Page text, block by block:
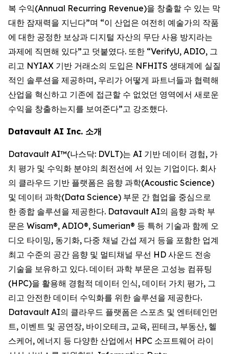
복 수익(Annual Recurring Revenue)을 창출할 수 있는 막
대한 잠재력을 지닌다”며 “이 산업은 여전히 예술가의 작품
에 대한 공정한 보상과 디지털 자산의 무단 사용 방지라는
과제에 직면해 있다”고 덧붙였다. 또한 “VerifyU, ADIO, 그
리고 NYIAX 기반 거래소의 도입은 NFHITS 생태계에 실질
적인 솔루션을 제공하며, 우리가 어떻게 파트너들과 협력해
산업을 혁신하고 기존에 접근할 수 없었던 영역에서 새로운
수익을 창출하는지를 보여준다”고 강조했다.
Datavault AI Inc. 소개
Datavault AI™(나스닥: DVLT)는 AI 기반 데이터 경험, 가
치 평가 및 수익화 분야의 최전선에 서 있는 기업이다. 회사
의 클라우드 기반 플랫폼은 음향 과학(Acoustic Science)
및 데이터 과학(Data Science) 부문 간 협업을 중심으로
한 종합 솔루션을 제공한다. Datavault AI의 음향 과학 부
문은 Wisam®, ADIO®, Sumerian® 등 특허 기술과 함께 오
디오 타이밍, 동기화, 다중 채널 간섭 제거 등을 포함한 업계
최고 수준의 공간 음향 및 멀티채널 무선 HD 사운드 전송
기술을 보유하고 있다. 데이터 과학 부문은 고성능 컴퓨팅
(HPC)을 활용해 경험적 데이터 인식, 데이터 가치 평가, 그
리고 안전한 데이터 수익화를 위한 솔루션을 제공한다.
Datavault AI의 클라우드 플랫폼은 스포츠 및 엔터테인먼
트, 이벤트 및 공연장, 바이오테크, 교육, 핀테크, 부동산, 헬
스케어, 에너지 등 다양한 산업에서 HPC 소프트웨어 라이